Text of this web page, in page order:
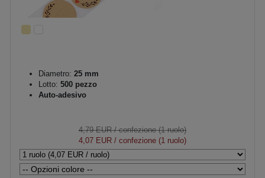
Diametro: 25 mm
Lotto: 500 pezzo
Auto-adesivo
4,79 EUR/ confezione (1 ruolo)
4,07 EUR / confezione (1 ruolo)